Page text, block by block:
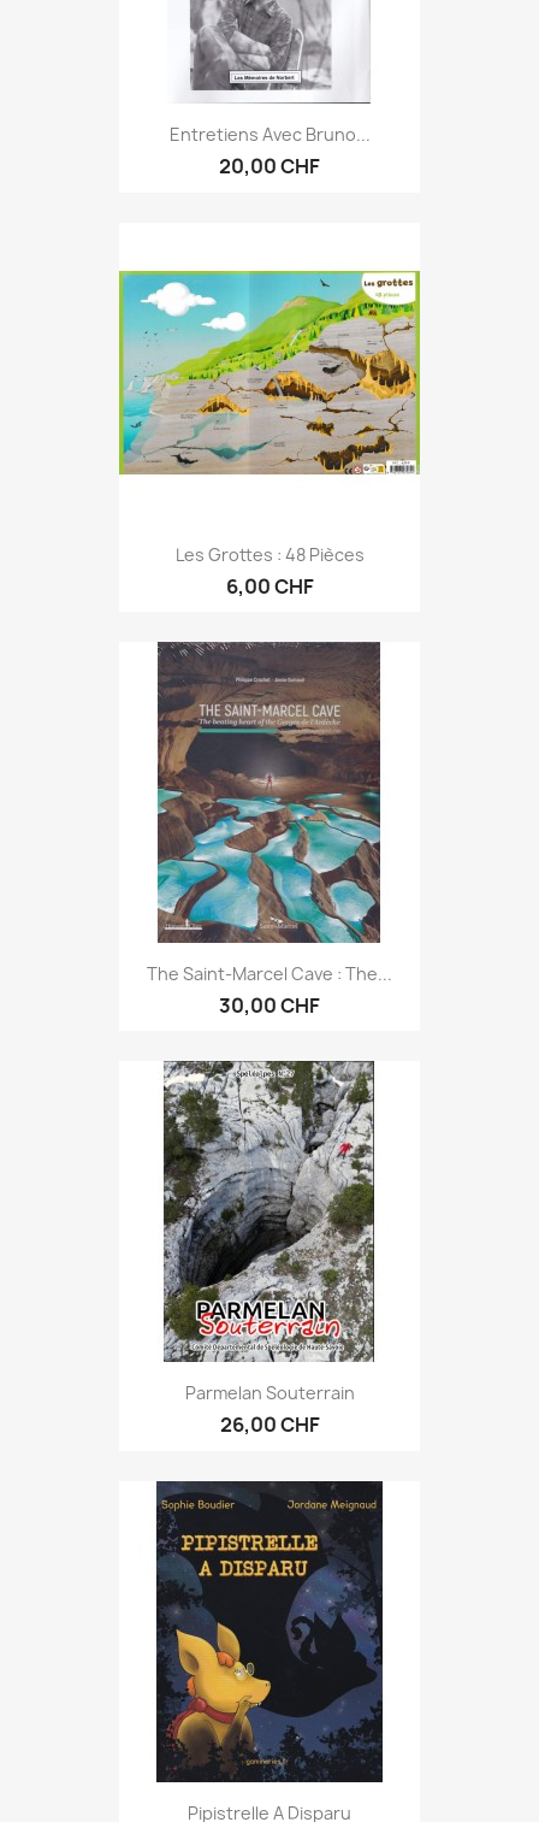
Entretiens Avec Bruno...
20,00 CHF
Les Grottes : 48 Pièces
6,00 CHF
The Saint-Marcel Cave : The...
30,00 CHF
Parmelan Souterrain
26,00 CHF
Pipistrelle A Disparu